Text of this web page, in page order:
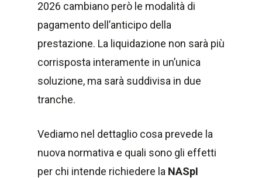
2026 cambiano però le modalità di
pagamento dell’anticipo della
prestazione. La liquidazione non sarà più
corrisposta interamente in un’unica
soluzione, ma sarà suddivisa in due
tranche.
Vediamo nel dettaglio cosa prevede la
nuova normativa e quali sono gli effetti
per chi intende richiedere la NASpI